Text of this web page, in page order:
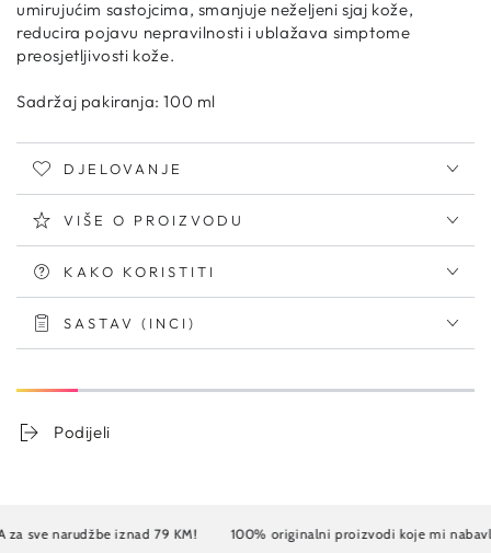
umirujućim sastojcima, smanjuje neželjeni sjaj kože,
reducira pojavu nepravilnosti i ublažava simptome
preosjetljivosti kože.
Sadržaj pakiranja: 100 ml
DJELOVANJE
VIŠE O PROIZVODU
KAKO KORISTITI
SASTAV (INCI)
Podijeli
sve narudžbe iznad 79 KM! 100% originalni proizvodi koje mi